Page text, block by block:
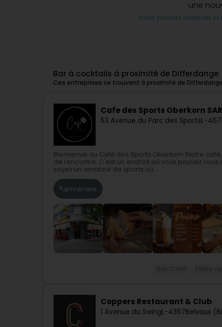
une
Vous pouvez relancer
Bar à cocktails à proximité de Differdange
Ces entreprises se trouvent à proximité de
Cafe des Sports Oberkorn
53 Avenue du Parc des SportsL-4671
Bienvenue au Café des Sports Oberkorn !Notre
de rencontre. C'est un endroit où vous pouvez
soyez un amateur de sports ou...
Itinéraire
Coppers Restaurant & Club
1 Avenue du SwingL-4367Belvaux